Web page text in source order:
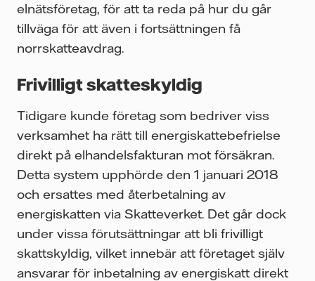
elnätsföretag, för att ta reda på hur du går
tillväga för att även i fortsättningen få
norrskatteavdrag.
Frivilligt skatteskyldig
Tidigare kunde företag som bedriver viss
verksamhet ha rätt till energiskattebefrielse
direkt på elhandelsfakturan mot försäkran.
Detta system upphörde den 1 januari 2018
och ersattes med återbetalning av
energiskatten via Skatteverket. Det går dock
under vissa förutsättningar att bli frivilligt
skattskyldig, vilket innebär att företaget själv
ansvarar för inbetalning av energiskatt direkt